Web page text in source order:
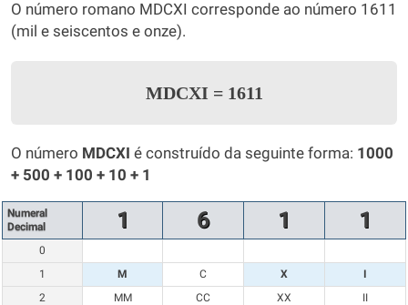
O número romano MDCXI corresponde ao número 1611
(mil e seiscentos e onze).
MDCXI =1611
O número MDCXI é construído da seguinte forma: 1000
+ 500 + 100 + 10 + 1
Numeral
Decimal
1 6 1 1
0
1
M C X
I
2
MM CC XX
II